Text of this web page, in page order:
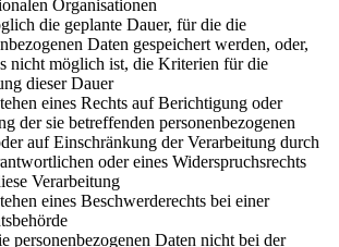
Organisationen
die geplante Dauer, für die die
Daten gespeichert werden, oder,
nicht möglich ist, die Kriterien für die
dieser Dauer
eines Rechts auf Berichtigung oder
der sie betreffenden personenbezogenen
auf Einschränkung der Verarbeitung durch
oder eines Widerspruchsrechts
Verarbeitung
eines Beschwerderechts bei einer
personenbezogenen Daten nicht bei der